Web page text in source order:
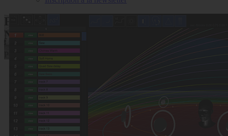
Formations Spectacles Vivants - Espaces
Numériques
Pour accompagner la réinvention des métiers du spectacle